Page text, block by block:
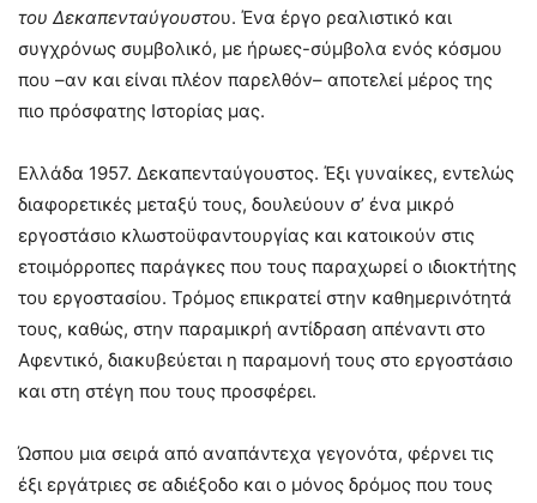
του Δεκαπενταύγουστου. Ένα έργο ρεαλιστικό και
συγχρόνως συμβολικό, με ήρωες-σύμβολα ενός κόσμου
που –αν και είναι πλέον παρελθόν– αποτελεί μέρος της
πιο πρόσφατης Ιστορίας μας.
Ελλάδα 1957. Δεκαπενταύγουστος. Έξι γυναίκες, εντελώς
διαφορετικές μεταξύ τους, δουλεύουν σ’ ένα μικρό
εργοστάσιο κλωστοϋφαντουργίας και κατοικούν στις
ετοιμόρροπες παράγκες που τους παραχωρεί ο ιδιοκτήτης
του εργοστασίου. Τρόμος επικρατεί στην καθημερινότητά
τους, καθώς, στην παραμικρή αντίδραση απέναντι στο
Αφεντικό, διακυβεύεται η παραμονή τους στο εργοστάσιο
και στη στέγη που τους προσφέρει.
Ώσπου μια σειρά από αναπάντεχα γεγονότα, φέρνει τις
έξι εργάτριες σε αδιέξοδο και ο μόνος δρόμος που τους